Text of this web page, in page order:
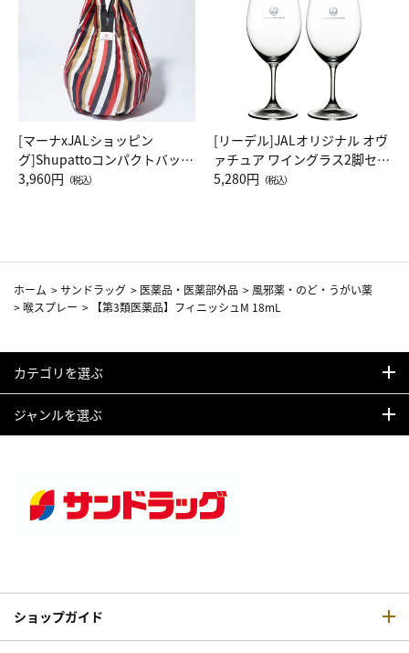
[マーナxJALショッピン
グ]Shupattoコンパクトバッグ
Drop JAL客室乗務員（LC）ス
3,960円 （税込）
[リーデル]JALオリジナル オヴ
ァチュア ワイングラス2脚セッ
ト（レッドワイン）
5,280円 （税込）
ホーム >サンドラッグ > 医薬品・医薬部外品 > 風邪薬・のど・うがい薬
>喉スプレー > 【第3類医薬品】フィニッシュM 18mL
カテゴリを選ぶ
ジャンルを選ぶ
ショップガイド